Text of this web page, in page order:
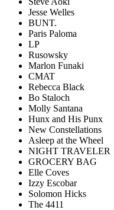
Jesse Welles
BUNT.
Paris Paloma
LP
Rusowsky
Marlon Funaki
CMAT
Rebecca Black
Bo Staloch
Molly Santana
Hunx and His Punx
New Constellations
Asleep at the Wheel
NIGHT TRAVELER
GROCERY BAG
Elle Coves
Izzy Escobar
Solomon Hicks
The 4411